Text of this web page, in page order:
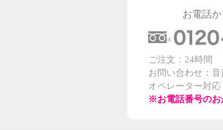
お電話か
ご注文：24時間
お問い合わせ：
オペレーター対応
※お電話番号のお